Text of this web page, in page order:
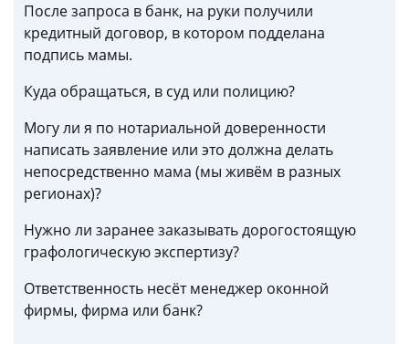
После запроса в банк, на руки получили
кредитный договор, в котором подделана
подпись мамы.
Куда обращаться, в суд или полицию?
Могу ли я по нотариальной доверенности
написать заявление или это должна делать
непосредственно мама (мы живём в разных
регионах)?
Нужно ли заранее заказывать дорогостоящую
графологическую экспертизу?
Ответственность несёт менеджер оконной
фирмы, фирма или банк?